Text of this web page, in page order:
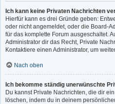
Ich kann keine Privaten Nachrichten
Hierfür kann es drei Gründe geben:
oder nicht angemeldet, oder die Board-
für das komplette Forum ausgeschaltet.
Administrator dir das Recht, Private
Kontaktiere einen Administrator, um
Nach oben
Ich bekomme ständig unerwünschte
Du kannst Private Nachrichten, die dir
löschen, indem du in deinem